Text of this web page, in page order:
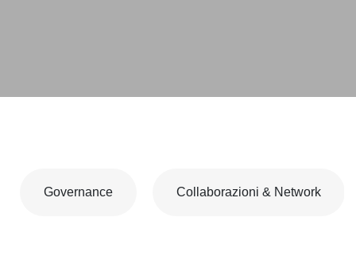
Governance Collaborazioni & Network